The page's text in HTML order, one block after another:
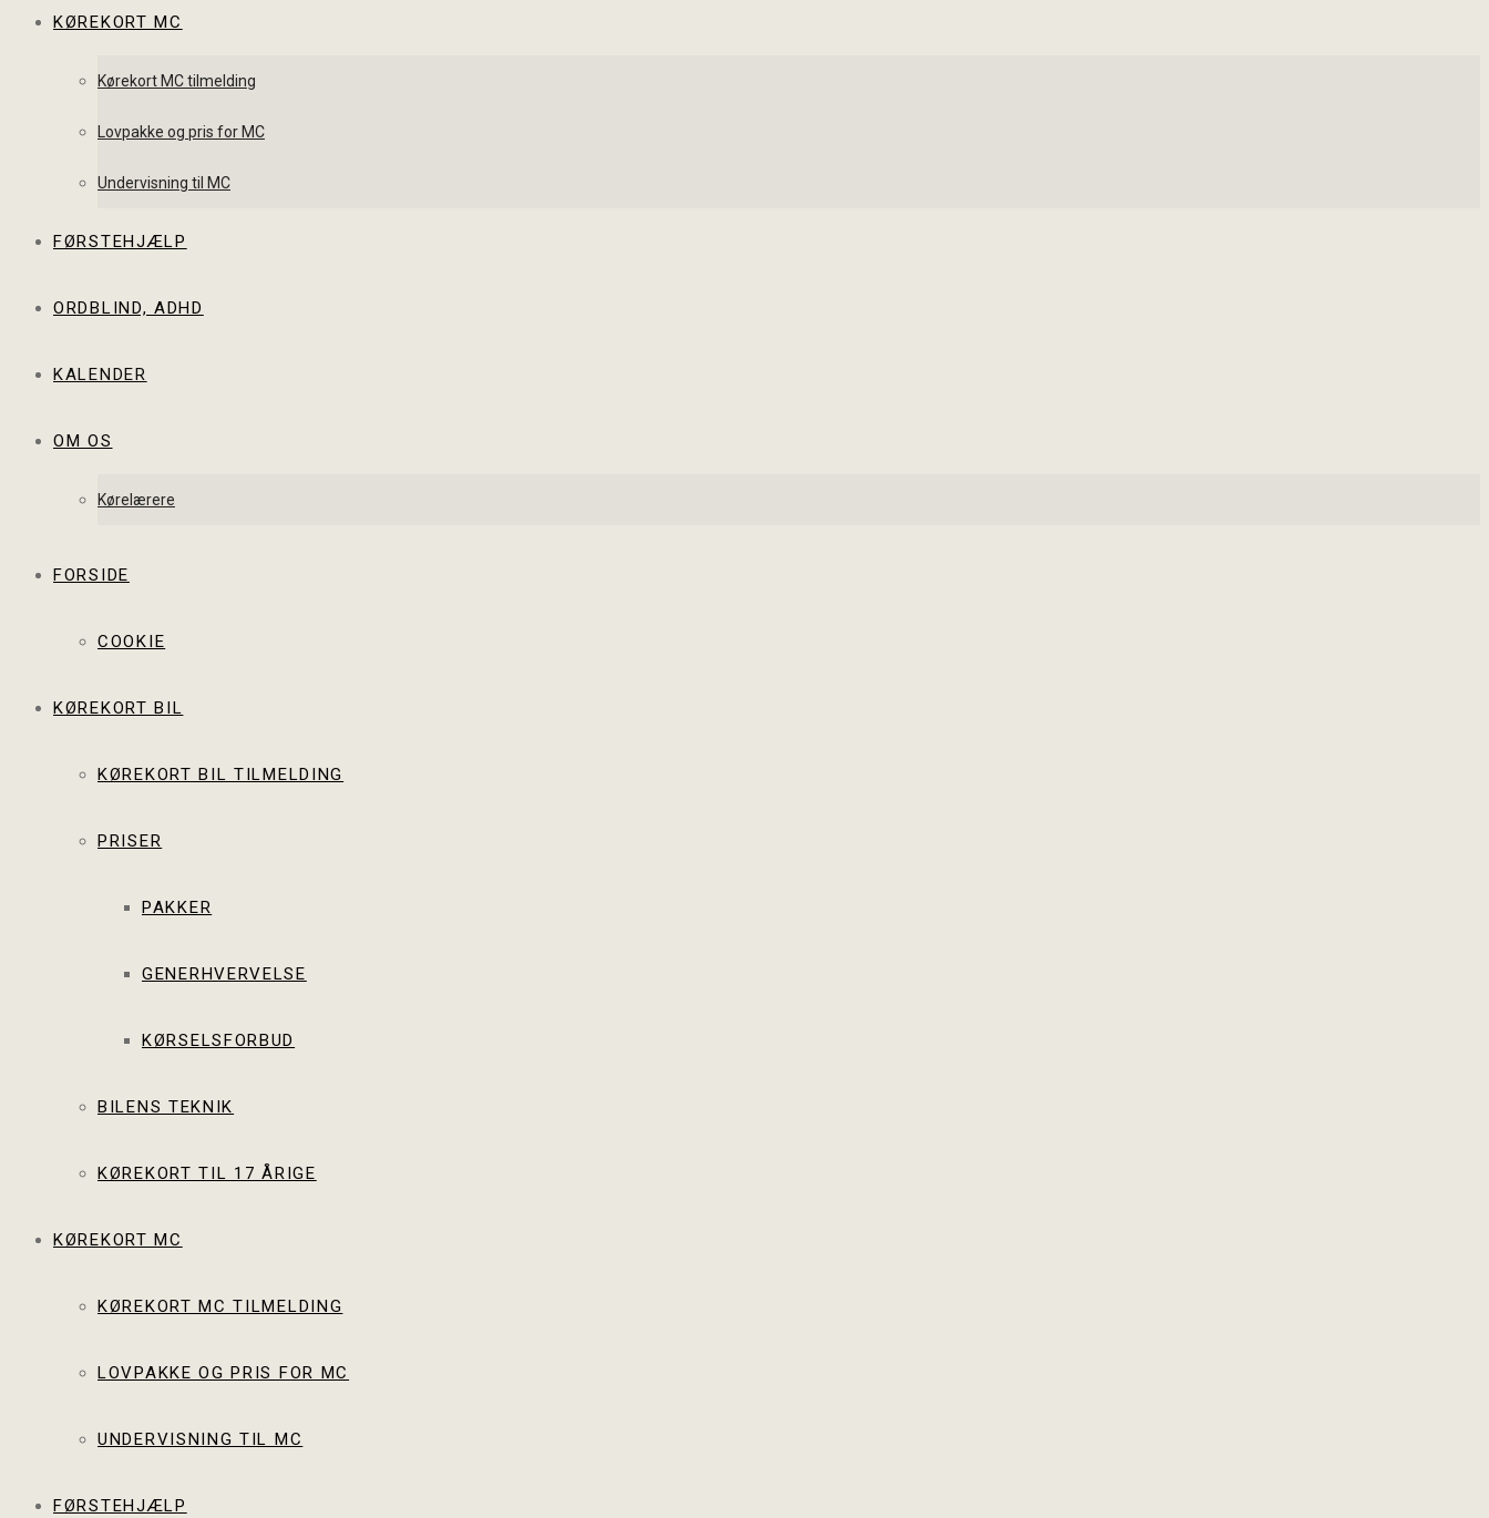
KØREKORT MC
Kørekort MC tilmelding
Lovpakke og pris for MC
Undervisning til MC
FØRSTEHJÆLP
ORDBLIND, ADHD
KALENDER
OM OS
Kørelærere
FORSIDE
COOKIE
KØREKORT BIL
KØREKORT BIL TILMELDING
PRISER
PAKKER
GENERHVERVELSE
KØRSELSFORBUD
BILENS TEKNIK
KØREKORT TIL 17 ÅRIGE
KØREKORT MC
KØREKORT MC TILMELDING
LOVPAKKE OG PRIS FOR MC
UNDERVISNING TIL MC
FØRSTEHJÆLP